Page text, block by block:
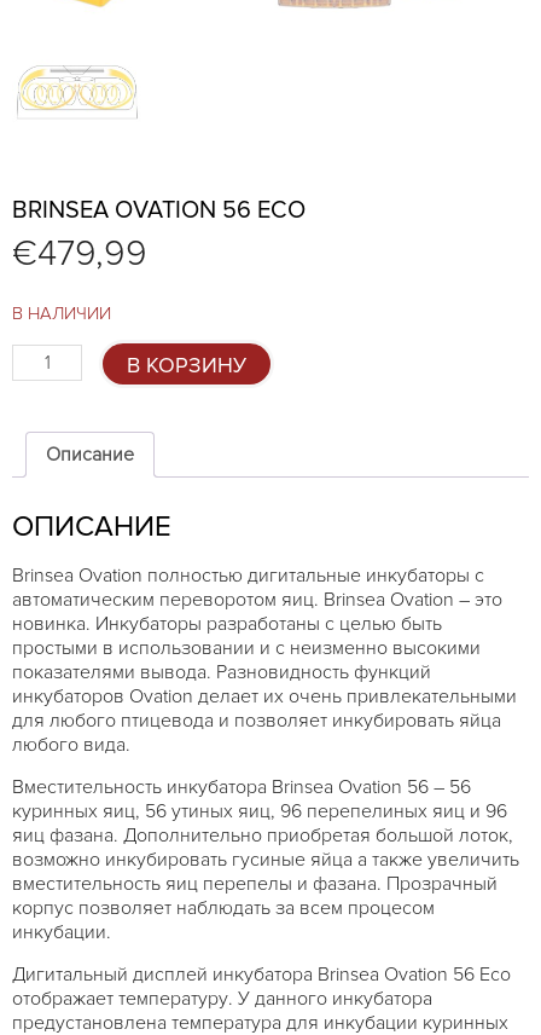
BRINSEA OVATION 56 ECO
€479,99
В НАЛИЧИИ
Количество
товара
Ovation
Eco
В КОРЗИНУ
Описание
ОПИСАНИЕ
Brinsea Ovation полностью дигитальные инкубаторы с
автоматическим переворотом яиц. Brinsea Ovation – это
новинка. Инкубаторы разработаны с целью быть
простыми в использовании и с неизменно высокими
показателями вывода. Разновидность функций
инкубаторов Ovation делает их очень привлекательными
для любого птицевода и позволяет инкубировать яйца
любого вида.
Вместительность инкубатора Brinsea Ovation 56 – 56
куринных яиц, 56 утиных яиц, 96 перепелиных яиц и 96
яиц фазана. Дополнительно приобретая большой лоток,
возможно инкубировать гусиные яйца а также увеличить
вместительность яиц перепелы и фазана. Прозрачный
корпус позволяет наблюдать за всем процесом
инкубации.
Дигитальный дисплей инкубатора Brinsea Ovation 56 Eco
отображает температуру. У данного инкубатора
предустановлена температура для инкубации куринных